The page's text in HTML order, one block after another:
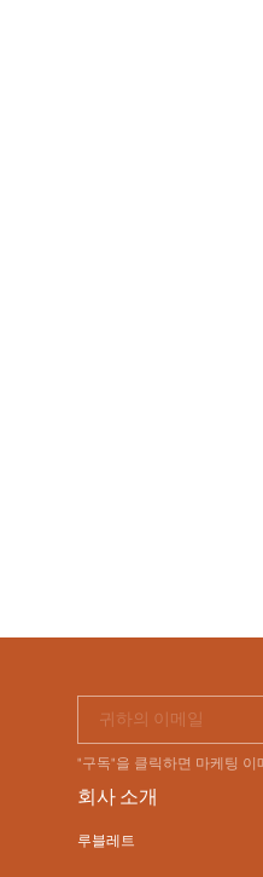
귀하의 이메일
"구독"을 클릭하면 마케팅
회사 소개
루블레트